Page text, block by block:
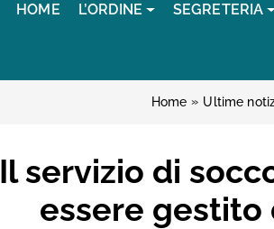
HOME L’ORDINE SEGRETERIA
Home » Ultime
Il servizio di
essere